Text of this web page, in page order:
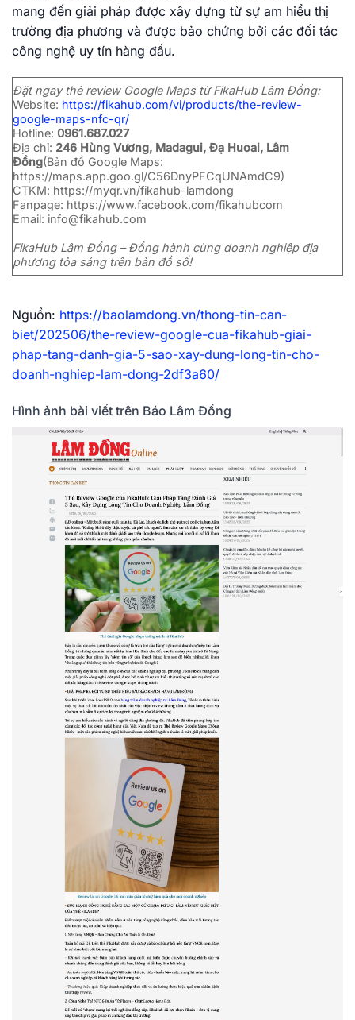
mang đến giải pháp được xây dựng từ sự am hiểu thị
trường địa phương và được bảo chứng bởi các đối tác
công nghệ uy tín hàng đầu.
Đặt ngay thẻ review Google Maps từ FikaHub Lâm Đồng:
Website: https://fikahub.com/vi/products/the-review-
google-maps-nfc-qr/
Hotline: 0961.687.027
Địa chỉ: 246 Hùng Vương, Madagui, Đạ Huoai, Lâm
Đồng(Bản đồ Google Maps:
https://maps.app.goo.gl/C56DnyPFCqUNAmdC9)
CTKM: https://myqr.vn/fikahub-lamdong
Fanpage: https://www.facebook.com/fikahubcom
Email: info@fikahub.com
FikaHub Lâm Đồng – Đồng hành cùng doanh nghiệp địa
phương tỏa sáng trên bản đồ số!
Nguồn: https://baolamdong.vn/thong-tin-can-
biet/202506/the-review-google-cua-fikahub-giai-
phap-tang-danh-gia-5-sao-xay-dung-long-tin-cho-
doanh-nghiep-lam-dong-2df3a60/
Hình ảnh bài viết trên Báo Lâm Đồng